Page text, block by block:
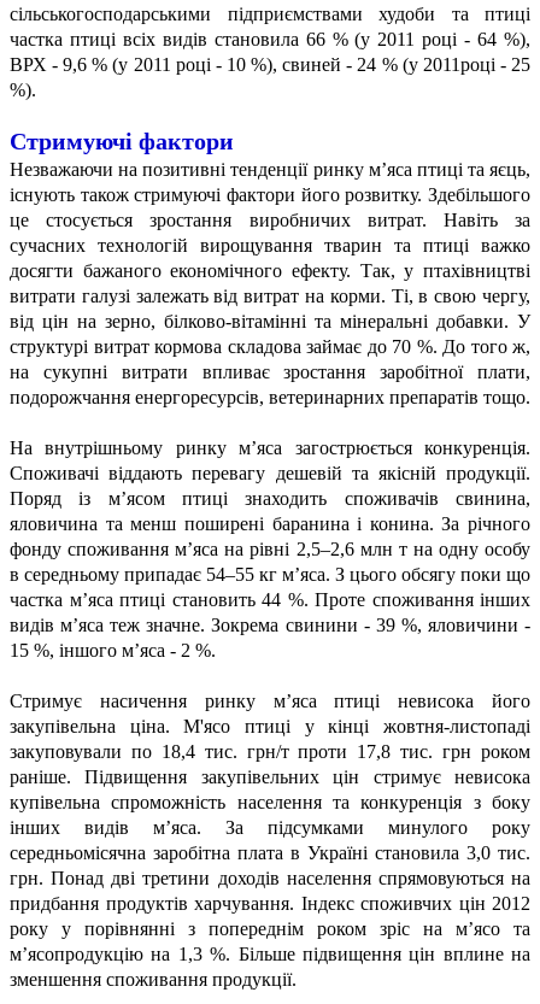
сільськогосподарськими підприємствами худоби та птиці
частка птиці всіх видів становила 66 % (у 2011 році - 64 %),
ВРХ - 9,6 % (у 2011 році - 10 %), свиней - 24 % (у 2011році - 25
%).
Стримуючі фактори
Незважаючи на позитивні тенденції ринку м’яса птиці та яєць,
існують також стримуючі фактори його розвитку. Здебільшого
це стосується зростання виробничих витрат. Навіть за
сучасних технологій вирощування тварин та птиці важко
досягти бажаного економічного ефекту. Так, у птахівництві
витрати галузі залежать від витрат на корми. Ті, в свою чергу,
від цін на зерно, білково-вітамінні та мінеральні добавки. У
структурі витрат кормова складова займає до 70 %. До того ж,
на сукупні витрати впливає зростання заробітної плати,
подорожчання енергоресурсів, ветеринарних препаратів тощо.
На внутрішньому ринку м’яса загострюється конкуренція.
Споживачі віддають перевагу дешевій та якісній продукції.
Поряд із м’ясом птиці знаходить споживачів свинина,
яловичина та менш поширені баранина і конина. За річного
фонду споживання м’яса на рівні 2,5–2,6 млн т на одну особу
в середньому припадає 54–55 кг м’яса. З цього обсягу поки що
частка м’яса птиці становить 44 %. Проте споживання інших
видів м’яса теж значне. Зокрема свинини - 39 %, яловичини -
15 %, іншого м’яса - 2 %.
Стримує насичення ринку м’яса птиці невисока його
закупівельна ціна. М'ясо птиці у кінці жовтня-листопаді
закуповували по 18,4 тис. грн/т проти 17,8 тис. грн роком
раніше. Підвищення закупівельних цін стримує невисока
купівельна спроможність населення та конкуренція з боку
інших видів м’яса. За підсумками минулого року
середньомісячна заробітна плата в Україні становила 3,0 тис.
грн. Понад дві третини доходів населення спрямовуються на
придбання продуктів харчування. Індекс споживчих цін 2012
року у порівнянні з попереднім роком зріс на м’ясо та
м’ясопродукцію на 1,3 %. Більше підвищення цін вплине на
зменшення споживання продукції.